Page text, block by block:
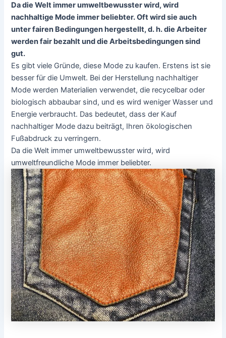
Da die Welt immer umweltbewusster wird, wird
nachhaltige Mode immer beliebter. Oft wird sie auch
unter fairen Bedingungen hergestellt, d. h. die Arbeiter
werden fair bezahlt und die Arbeitsbedingungen sind
gut.
Es gibt viele Gründe, diese Mode zu kaufen. Erstens ist sie
besser für die Umwelt. Bei der Herstellung nachhaltiger
Mode werden Materialien verwendet, die recycelbar oder
biologisch abbaubar sind, und es wird weniger Wasser und
Energie verbraucht. Das bedeutet, dass der Kauf
nachhaltiger Mode dazu beiträgt, Ihren ökologischen
Fußabdruck zu verringern.
Da die Welt immer umweltbewusster wird, wird
umweltfreundliche Mode immer beliebter.